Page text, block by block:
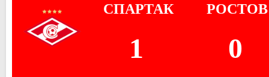
СПАРТАК РОСТОВ
1 0